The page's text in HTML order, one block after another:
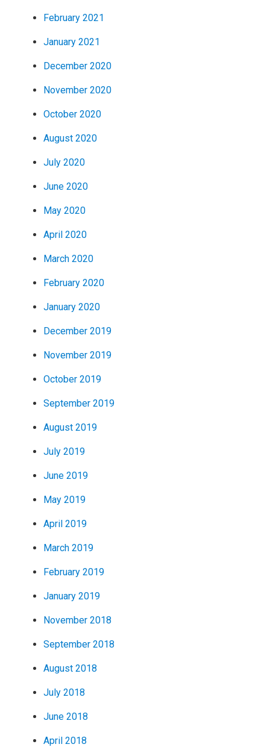
February 2021
January 2021
December 2020
November 2020
October 2020
August 2020
July 2020
June 2020
May 2020
April 2020
March 2020
February 2020
January 2020
December 2019
November 2019
October 2019
September 2019
August 2019
July 2019
June 2019
May 2019
April 2019
March 2019
February 2019
January 2019
November 2018
September 2018
August 2018
July 2018
June 2018
April 2018